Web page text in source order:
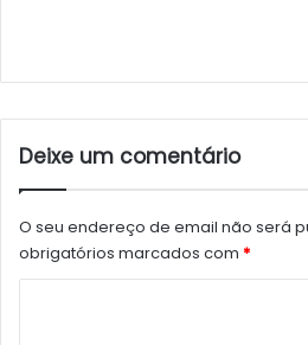
Deixe um comentário
O seu endereço de email não será
obrigatórios marcados com *